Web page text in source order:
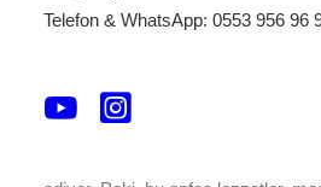
Telefon & WhatsApp: 0553 956 96
Hamburger Kutusu:
Hamburgerleriniz… Ağız